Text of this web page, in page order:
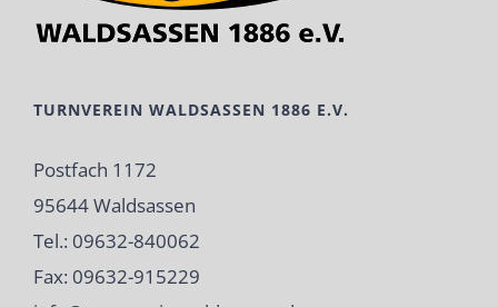
TURNVEREIN WALDSASSEN 1886 E.V.
Postfach 1172
95644 Waldsassen
Tel.: 09632-840062
Fax: 09632-915229